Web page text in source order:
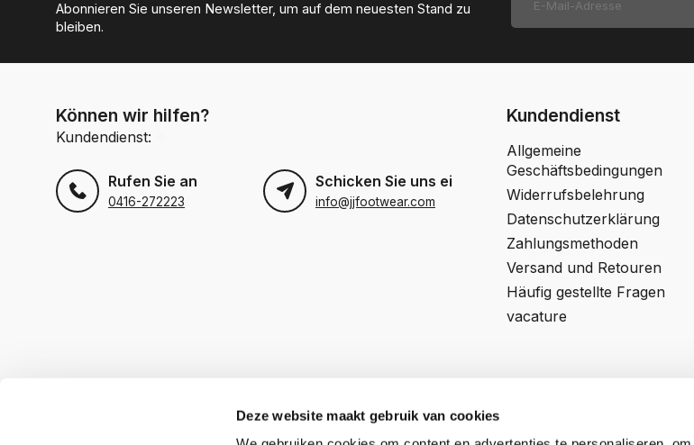
Deze website maakt gebruik van cookies
Abonnieren Sie unseren Newsletter, um auf dem neuesten Stand zu
bleiben.
Können wir hilfen?
Kundendienst:
Rufen Sie an
0416-272223
Schicken Sie uns eine Email
info@jjfootwear.com
Kundendienst
Allgemeine
Geschäftsbedingungen
Widerrufsbelehrung
Datenschutzerklärung
Zahlungsmethoden
Versand und Retouren
Häufig gestellte Fragen
vacature